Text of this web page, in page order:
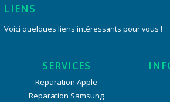
LIENS
Voici quelques liens intéressants pour vous !
SERVICES
Reparation Apple
Reparation Samsung